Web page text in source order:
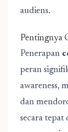
audiens.
Pentingnya
Penerapan
peran
awareness,
dan
secara tepat